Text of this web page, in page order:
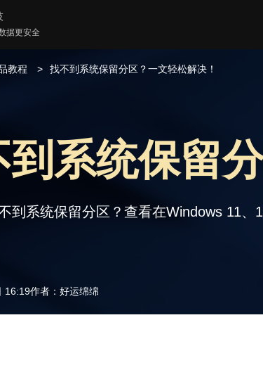
据更安全
教程 找不到系统保留分区？一文轻松解决！
系统保留
到系统保留分区？查看在Windows 11、
16:19作者： 好运绵绵